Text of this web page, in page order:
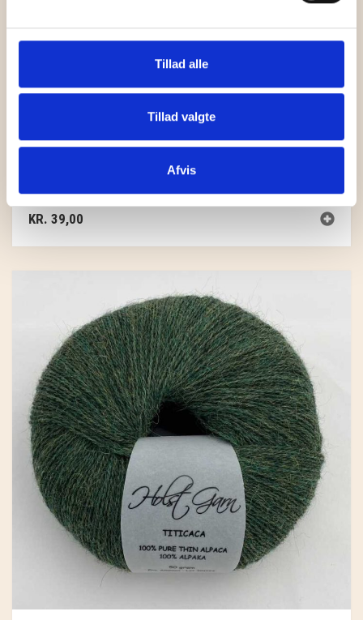
Tillad alle
Tillad valgte
Afvis
LAMAULD 6020 STØVET ROSA
KR. 39,00